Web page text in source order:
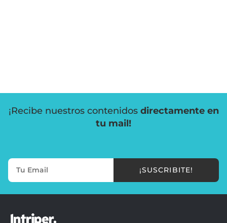
¡Recibe nuestros contenidos directamente en
tu mail!
¡SUSCRIBITE!